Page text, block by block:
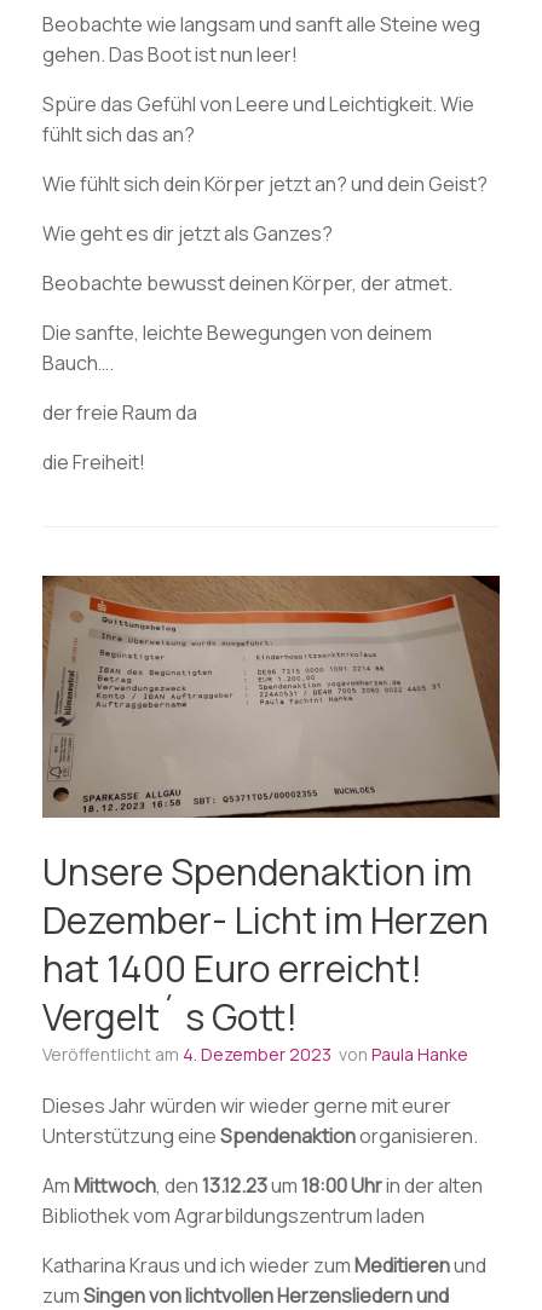
Beobachte wie langsam und sanft alle Steine weg
gehen. Das Boot ist nun leer!
Spüre das Gefühl von Leere und Leichtigkeit. Wie
fühlt sich das an?
Wie fühlt sich dein Körper jetzt an? und dein Geist?
Wie geht es dir jetzt als Ganzes?
Beobachte bewusst deinen Körper, der atmet.
Die sanfte, leichte Bewegungen von deinem
Bauch….
der freie Raum da
die Freiheit!
Unsere Spendenaktion im
Dezember- Licht im Herzen
hat 1400 Euro erreicht!
Vergelt´ s Gott!
Veröffentlicht am 4. Dezember 2023 von Paula Hanke
Dieses Jahr würden wir wieder gerne mit eurer
Unterstützung eineSpendenaktionorganisieren.
AmMittwoch, den13.12.23um18:00 Uhrin der alten
Bibliothek vom Agrarbildungszentrum laden
Katharina Kraus und ich wieder zumMeditierenund
zumSingenvonlichtvollenHerzensliedernund